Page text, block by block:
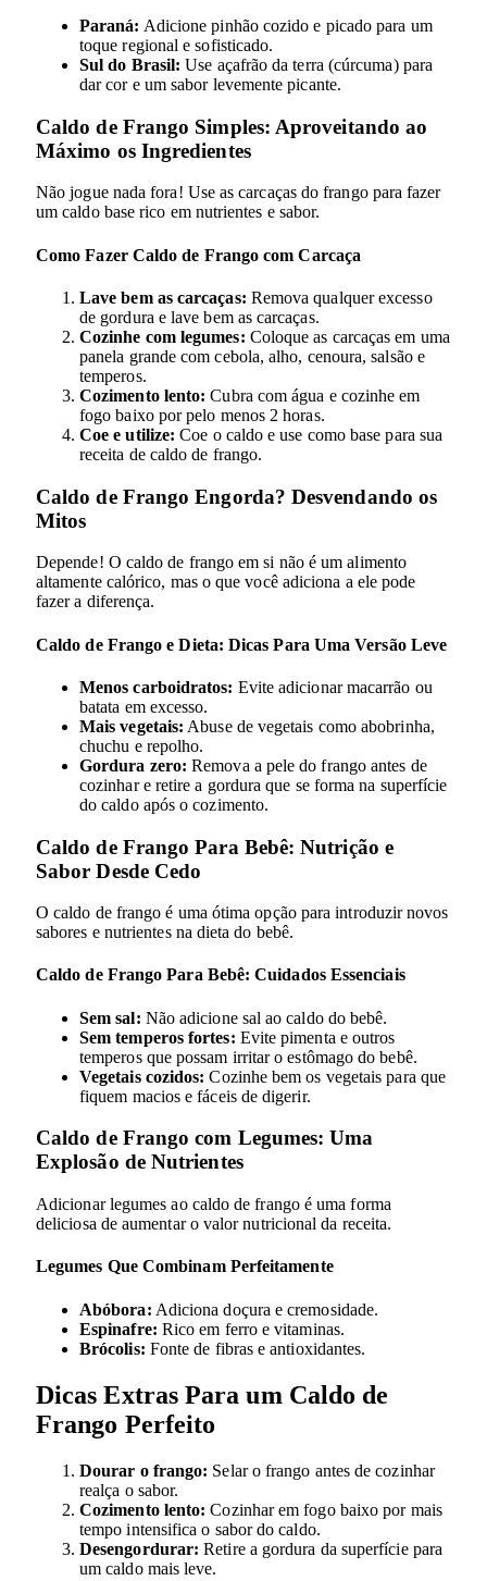
Paraná: Adicione pinhão cozido e picado para um
toque regional e sofisticado.
Sul do Brasil: Use açafrão da terra (cúrcuma) para
dar cor e um sabor levemente picante.
Caldo de Frango Simples: Aproveitando ao
Máximo os Ingredientes
Não jogue nada fora! Use as carcaças do frango para fazer
um caldo base rico em nutrientes e sabor.
Como Fazer Caldo de Frango com Carcaça
Lave bem as carcaças: Remova qualquer excesso
de gordura e lave bem as carcaças.
Cozinhe com legumes: Coloque as carcaças em uma
panela grande com cebola, alho, cenoura, salsão e
temperos.
Cozimento lento: Cubra com água e cozinhe em
fogo baixo por pelo menos 2 horas.
Coe e utilize: Coe o caldo e use como base para sua
receita de caldo de frango.
Caldo de Frango Engorda? Desvendando os
Mitos
Depende! O caldo de frango em si não é um alimento
altamente calórico, mas o que você adiciona a ele pode
fazer a diferença.
Caldo de Frango e Dieta: Dicas Para Uma Versão Leve
Menos carboidratos: Evite adicionar macarrão ou
batata em excesso.
Mais vegetais: Abuse de vegetais como abobrinha,
chuchu e repolho.
Gordura zero: Remova a pele do frango antes de
cozinhar e retire a gordura que se forma na superfície
do caldo após o cozimento.
Caldo de Frango Para Bebê: Nutrição e
Sabor Desde Cedo
O caldo de frango é uma ótima opção para introduzir novos
sabores e nutrientes na dieta do bebê.
Caldo de Frango Para Bebê: Cuidados Essenciais
Sem sal: Não adicione sal ao caldo do bebê.
Sem temperos fortes: Evite pimenta e outros
temperos que possam irritar o estômago do bebê.
Vegetais cozidos: Cozinhe bem os vegetais para que
fiquem macios e fáceis de digerir.
Caldo de Frango com Legumes: Uma
Explosão de Nutrientes
Adicionar legumes ao caldo de frango é uma forma
deliciosa de aumentar o valor nutricional da receita.
Legumes Que Combinam Perfeitamente
Abóbora: Adiciona doçura e cremosidade.
Espinafre: Rico em ferro e vitaminas.
Brócolis: Fonte de fibras e antioxidantes.
Dicas Extras Para um Caldo de
Frango Perfeito
Dourar o frango: Selar o frango antes de cozinhar
realça o sabor.
Cozimento lento: Cozinhar em fogo baixo por mais
tempo intensifica o sabor do caldo.
Desengordurar: Retire a gordura da superfície para
um caldo mais leve.